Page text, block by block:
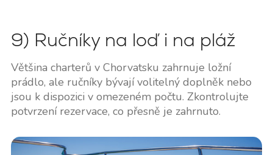
9) Ručníky na loď i na pláž
Většina charterů v Chorvatsku zahrnuje ložní
prádlo, ale ručníky bývají volitelný doplněk nebo
jsou k dispozici v omezeném počtu. Zkontrolujte
potvrzení rezervace, co přesně je zahrnuto.